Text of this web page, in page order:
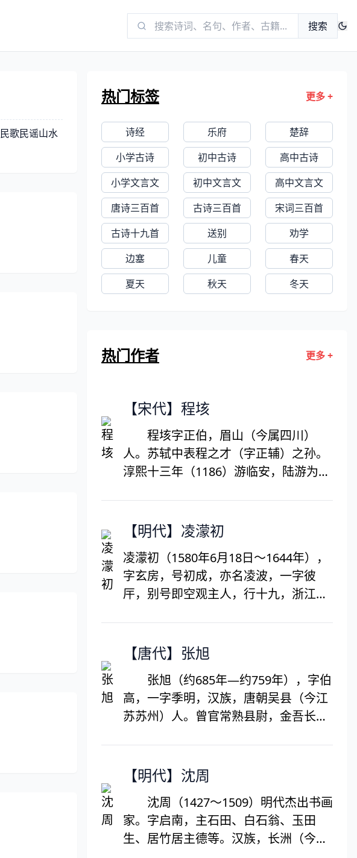
搜索
民歌民谣山水
热门标签 更多 +
诗经 乐府
楚辞
小学古诗
初中古诗
高中古诗
小学文言文
初中文言文
高中文言文
唐诗三百首
古诗三百首
宋词三百首
古诗十九首
送别
劝学
边塞
儿童
春天
夏天
秋天 冬天
热门作者 更多 +
【宋代】程垓
程垓字正伯，眉山（今属四川）
人。苏轼中表程之才（字正辅）之孙。
淳熙十三年（1186）游临安，陆游为其
（1192），已五十许，杨万里荐以应贤
序其词，谓“程正伯以诗词名，乡之人所
知也。余顷岁游都下，数见朝士，往往
亦称道正伯佳句”。冯煦《蒿庵论词》：
《书舟雅词》）一卷。
【明代】凌濛初
凌濛初（1580年6月18日～1644年），
字玄房，号初成，亦名凌波，一字彼
厈，别号即空观主人，行十九，浙江湖
雕版印书家。十八岁补廪膳生，后多次
被农民起义军围困于房村，率众抵抗，
呕血而死。 其著作《初刻拍案惊奇》和
《二刻拍案惊奇》与同时期文学家冯梦
是中国古典短篇小说的代表。
【唐代】张旭
张旭（约685年—约759年），字伯
高，一字季明，汉族，唐朝吴县（今江
苏苏州）人。曾官常熟县尉，金吾长
文宗曾下诏，以李白诗歌、裴旻剑舞、
章、张若虚、包融号称“吴中四士”。传
世书迹有《肚痛帖》《古诗四帖》等。
【明代】沈周
沈周（1427～1509）明代杰出书画
家。字启南，主石田、白石翁、玉田
生、居竹居主德等。汉族，长洲（今江